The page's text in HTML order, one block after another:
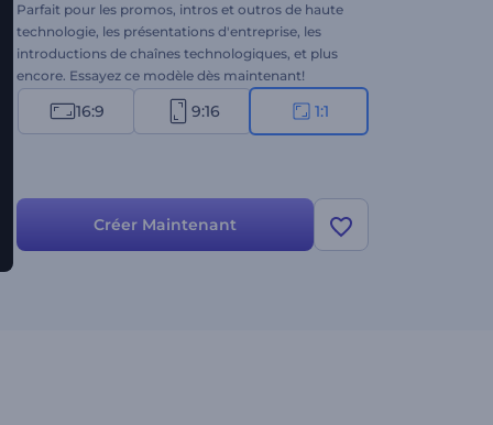
Parfait pour les promos, intros et outros de haute
technologie, les présentations d'entreprise, les
introductions de chaînes technologiques, et plus
encore. Essayez ce modèle dès maintenant!
16:9 9:16 1:1
Créer Maintenant